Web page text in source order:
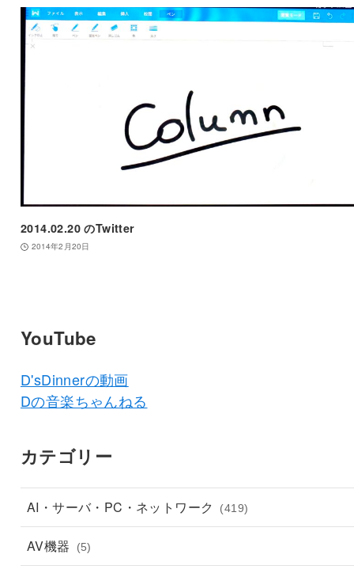
2014.02.20 のTwitter
2014年2月20日
YouTube
D'sDinnerの動画
Dの音楽ちゃんねる
カテゴリー
AI・サーバ・PC・ネットワーク (419)
AV機器 (5)